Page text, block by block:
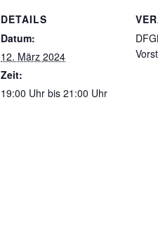
DETAILS
Datum:
12. März 2024
Zeit:
19:00 Uhr bis 21:00 Uhr